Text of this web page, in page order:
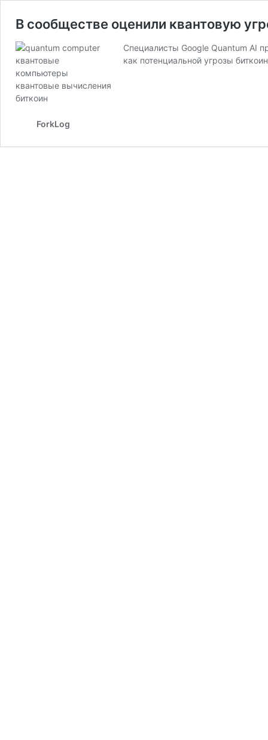
В сообществе оценили квантовую
Специалисты Google Quantum AI
как потенциальной угрозы
ForkLog